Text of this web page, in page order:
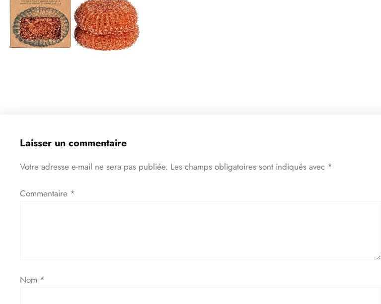
Laisser un commentaire
Votre adresse e-mail ne sera pas publiée. Les champs obligatoires sont indiqués avec *
Commentaire *
Nom *